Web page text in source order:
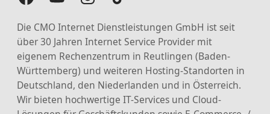
Die CMO Internet Dienstleistungen GmbH ist seit
über 30 Jahren Internet Service Provider mit
eigenem Rechenzentrum in Reutlingen (Baden-
Württemberg) und weiteren Hosting-Standorten in
Deutschland, den Niederlanden und in Österreich.
Wir bieten hochwertige IT-Services und Cloud-